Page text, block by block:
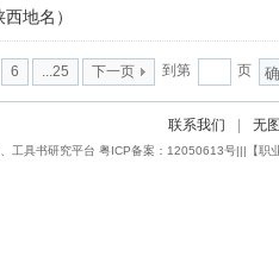
地名）
6 ...25 下一页 到第 页
联系我们 无
工具书研究平台 粤ICP备案：12050613号|||【